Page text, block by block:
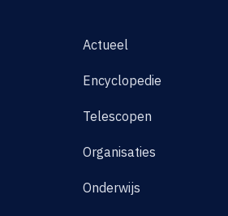
Actueel
Encyclopedie
Telescopen
Organisaties
Onderwijs